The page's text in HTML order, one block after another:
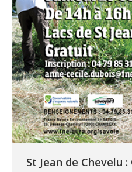
St Jean de Chevelu